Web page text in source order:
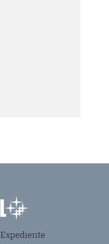
Expediente